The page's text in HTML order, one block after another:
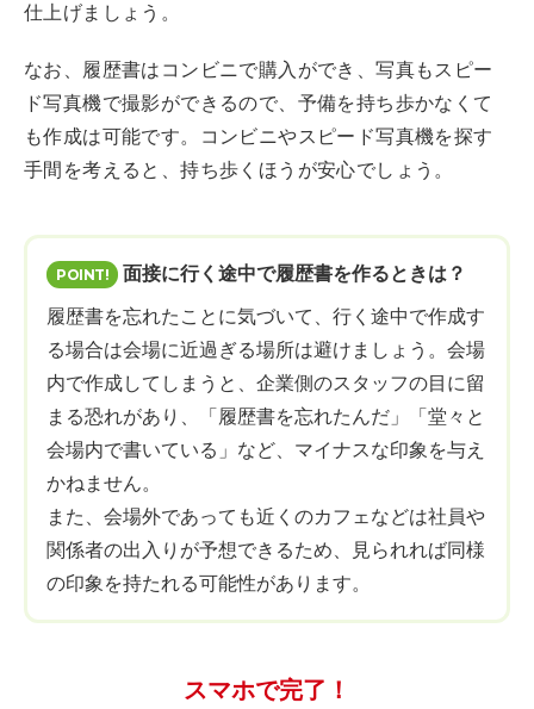
仕上げましょう。
なお、履歴書はコンビニで購入ができ、写真もスピー
ド写真機で撮影ができるので、予備を持ち歩かなくて
も作成は可能です。コンビニやスピード写真機を探す
手間を考えると、持ち歩くほうが安心でしょう。
面接に行く途中で履歴書を作るときは？
履歴書を忘れたことに気づいて、行く途中で作成す
る場合は会場に近過ぎる場所は避けましょう。会場
内で作成してしまうと、企業側のスタッフの目に留
まる恐れがあり、「履歴書を忘れたんだ」「堂々と
会場内で書いている」など、マイナスな印象を与え
かねません。
また、会場外であっても近くのカフェなどは社員や
関係者の出入りが予想できるため、見られれば同様
の印象を持たれる可能性があります。
スマホで完了！